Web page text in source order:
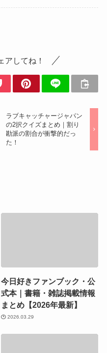
アしてね！
ラブキャッチャージャパン
の2択クイズまとめ｜割り
勘派の割合が衝撃的だっ
た！
今日好きファンブック・公
式本｜書籍・雑誌掲載情報
まとめ【2026年最新】
2026.03.29